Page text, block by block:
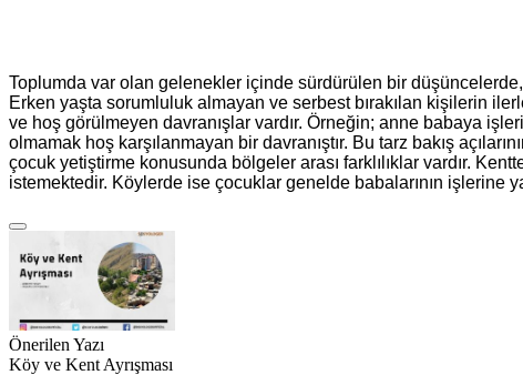
Toplumda var olan gelenekler içinde sürdürülen bir
Erken yaşta sorumluluk almayan ve serbest bırakılan kişilerin
ve hoş görülmeyen davranışlar vardır. Örneğin; anne babaya
olmamak hoş karşılanmayan bir davranıştır. Bu tarz bakış
çocuk yetiştirme konusunda bölgeler arası farklılıklar vardır.
istemektedir. Köylerde ise çocuklar genelde babalarının işlerine
Önerilen Yazı
Köy ve Kent Ayrışması